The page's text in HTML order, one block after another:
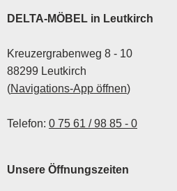
DELTA-MÖBEL in Leutkirch
Kreuzergrabenweg 8 - 10
88299 Leutkirch
(Navigations-App öffnen)
Telefon: 0 75 61 / 98 85 - 0
Unsere Öffnungszeiten